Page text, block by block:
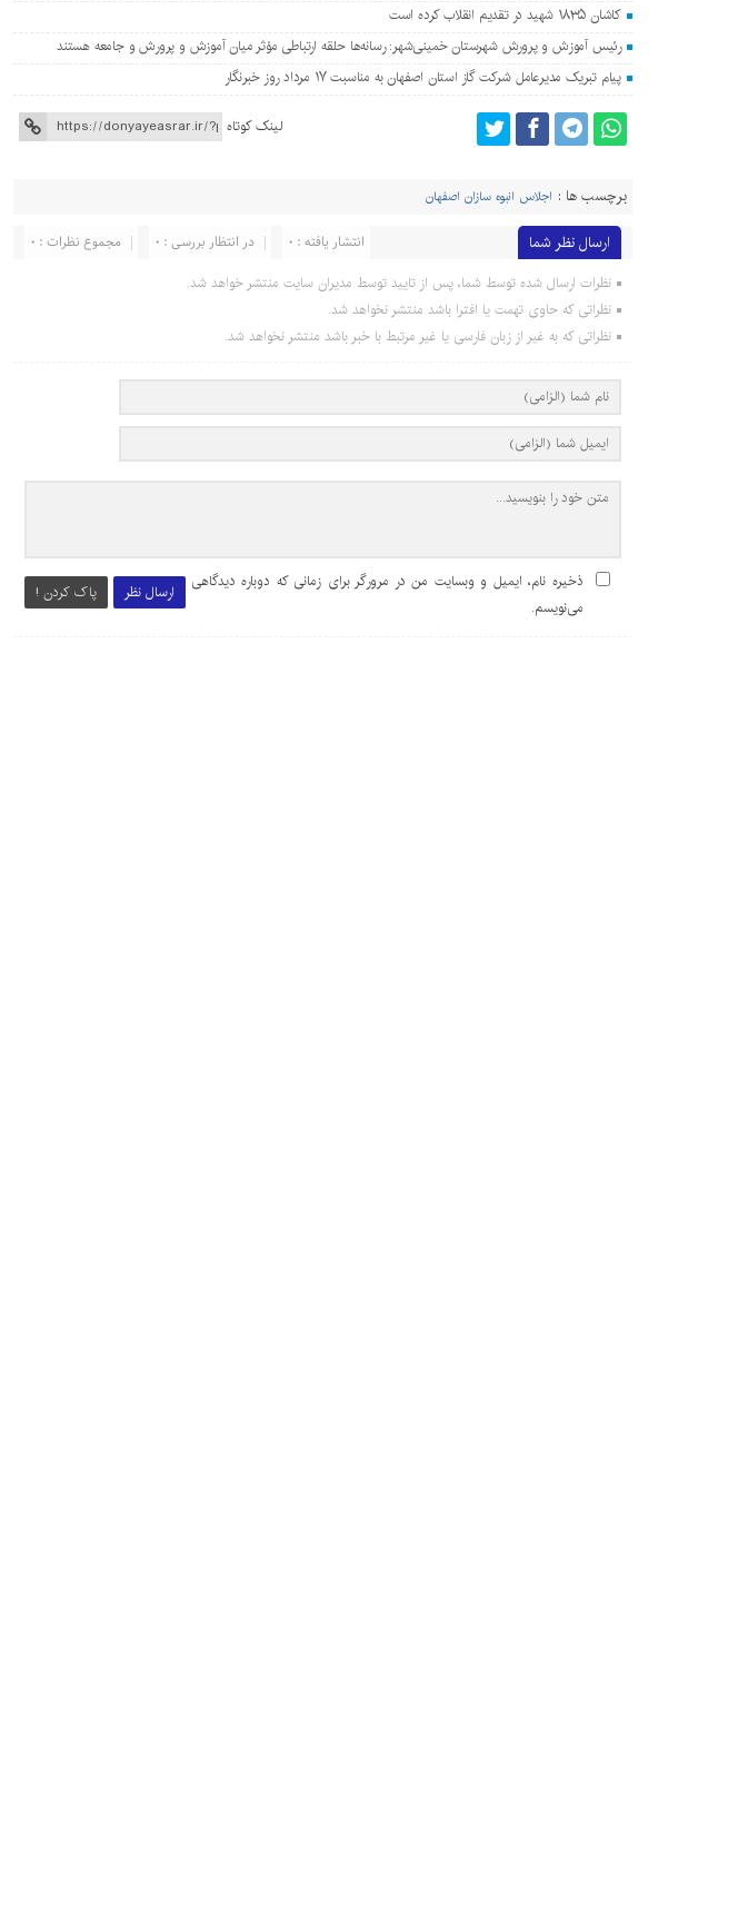
کاشان ۱۸۳۵ شهید در تقدیم انقلاب کرده است
رئیس آموزش و پرورش شهرستان خمینی‌شهر: رسانه‌ها حلقه ارتباطی مؤثر میان آموزش و پرورش و جامعه هستند
پیام تبریک مدیرعامل شرکت گاز استان اصفهان به مناسبت ۱۷ مرداد روز خبرنگار
لینک کوتاه
برچسب ها : اجلاس انبوه سازان اصفهان
ارسال نظر شما مجموع نظرات : 0 در انتظار بررسی : 0 انتشار یافته : 0
نظرات ارسال شده توسط شما، پس از تایید توسط مدیران سایت منتشر خواهد شد.
نظراتی که حاوی تهمت یا افترا باشد منتشر نخواهد شد.
نظراتی که به غیر از زبان فارسی یا غیر مرتبط با خبر باشد منتشر نخواهد شد.
ارسال نظر پاک کردن !
ذخیره نام، ایمیل و وبسایت من در مرورگر برای زمانی که دوباره دیدگاهی
می‌نویسم.